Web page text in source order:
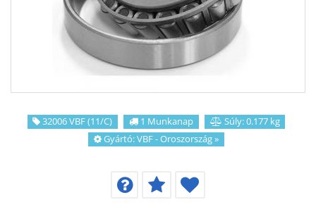
KAPCSOLAT
32006 VBF (11/C) 1 Munkanap
Súly: 0.177 kg
Gyártó:VBF - Oroszország»